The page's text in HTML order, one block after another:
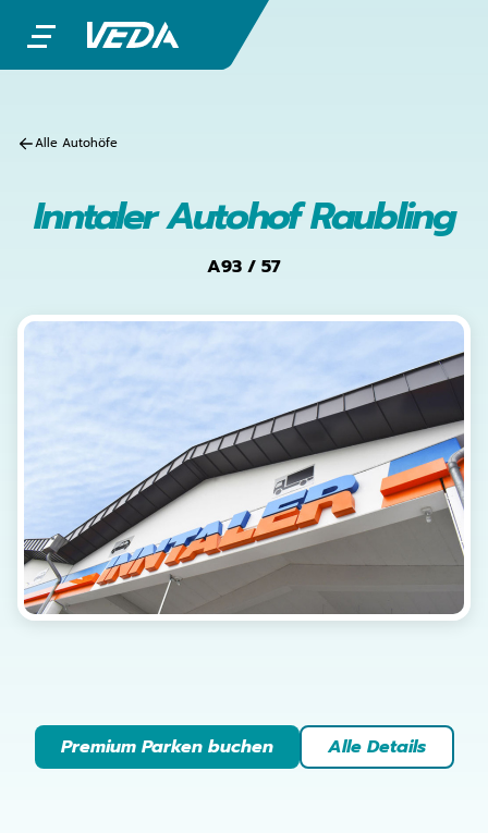
Alle Autohöfe
Inntaler Autohof Raubling
A93 / 57
Premium Parken buchen Alle Details